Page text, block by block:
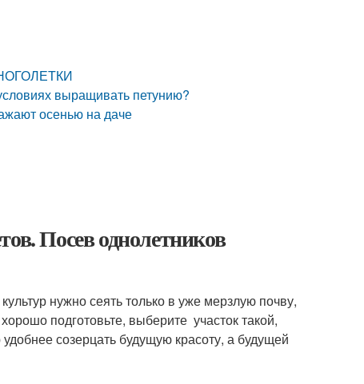
выращивать петунию?
осенью на даче
Посев однолетников
нужно сеять только в уже мерзлую почву,
подготовьте, выберите участок такой,
созерцать будущую красоту, а будущей